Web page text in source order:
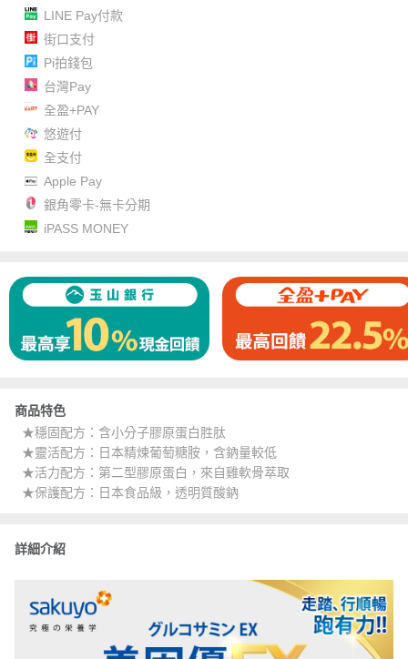
LINE Pay付款
街口支付
Pi拍錢包
台灣Pay
全盈+PAY
悠遊付
全支付
Apple Pay
銀角零卡-無卡分期
iPASS MONEY
商品特色
★穩固配方：含小分子膠原蛋白胜肽
★靈活配方：日本精煉葡萄糖胺，含鈉量較低
★活力配方：第二型膠原蛋白，來自雞軟骨萃取
★保護配方：日本食品級，透明質酸鈉
詳細介紹